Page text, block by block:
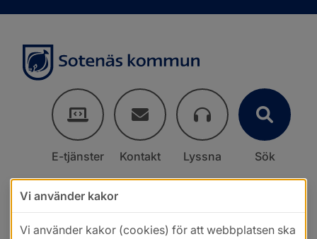
E-tjänster Kontakt Lyssna Sök
Vi använder kakor
Vi använder kakor (cookies) för att webbplatsen ska